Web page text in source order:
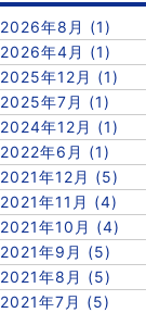
2026年8月 (1)
2026年4月 (1)
2025年12月 (1)
2025年7月 (1)
2024年12月 (1)
2022年6月 (1)
2021年12月 (5)
2021年11月 (4)
2021年10月 (4)
2021年9月 (5)
2021年8月 (5)
2021年7月 (5)